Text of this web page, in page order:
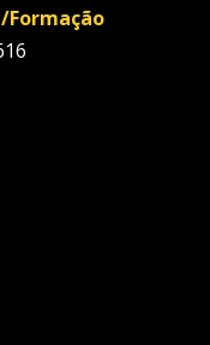
Formação